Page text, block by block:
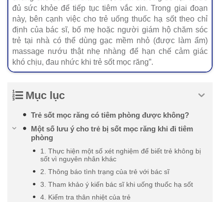
đủ sức khỏe để tiếp tục tiêm vắc xin. Trong giai đoạn
này, bên cạnh việc cho trẻ uống thuốc hạ sốt theo chỉ
định của bác sĩ, bố mẹ hoặc người giám hộ chăm sóc
trẻ tại nhà có thể dùng gạc mềm nhỏ (được làm ẩm)
massage nướu thật nhẹ nhàng để hạn chế cảm giác
khó chịu, đau nhức khi trẻ sốt mọc răng”.
Mục lục
Trẻ sốt mọc răng có tiêm phòng được không?
Một số lưu ý cho trẻ bị sốt mọc răng khi đi tiêm
phòng
1. Thực hiện một số xét nghiệm để biết trẻ không bị
sốt vì nguyên nhân khác
2. Thông báo tình trạng của trẻ với bác sĩ
3. Tham khảo ý kiến bác sĩ khi uống thuốc hạ sốt
4. Kiểm tra thân nhiệt của trẻ